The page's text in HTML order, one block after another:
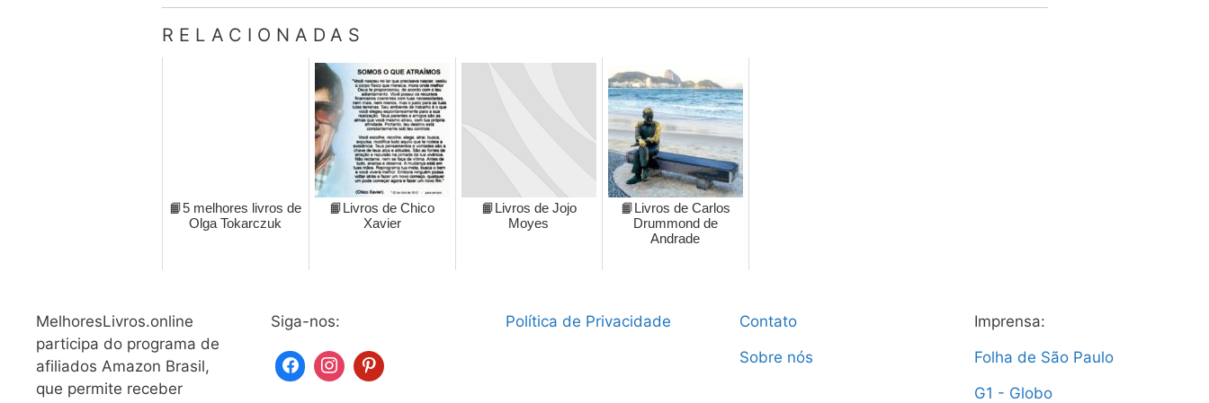
RELACIONADAS
📙5 melhores livros de
Olga Tokarczuk
📙Livros de Chico
Xavier
📙Livros de Jojo
Moyes
📙Livros de Carlos
Drummond de
Andrade
MelhoresLivros.online
participa do programa de
afiliados Amazon Brasil,
que permite receber
Siga-nos: Política de Privacidade
Contato
Sobre nós
Imprensa:
Folha de São Paulo
G1 - Globo